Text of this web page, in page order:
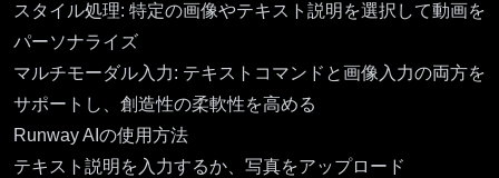
スタイル処理: 特定の画像やテキスト説明を選択して動画を
パーソナライズ
マルチモーダル入力: テキストコマンドと画像入力の両方を
サポートし、創造性の柔軟性を高める
Runway AIの使用方法
テキスト説明を入力するか、写真をアップロード